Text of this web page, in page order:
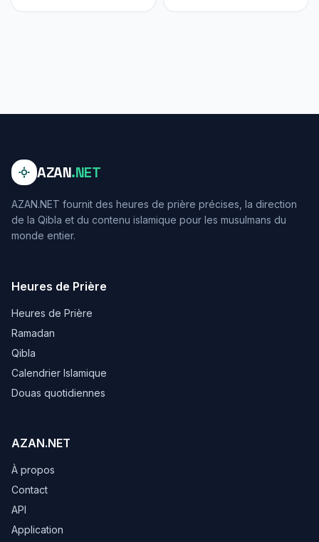
AZAN.NET
AZAN.NET fournit des heures de prière précises, la direction
de la Qibla et du contenu islamique pour les musulmans du
monde entier.
Heures de Prière
Heures de Prière
Ramadan
Qibla
Calendrier Islamique
Douas quotidiennes
AZAN.NET
À propos
Contact
API
Application